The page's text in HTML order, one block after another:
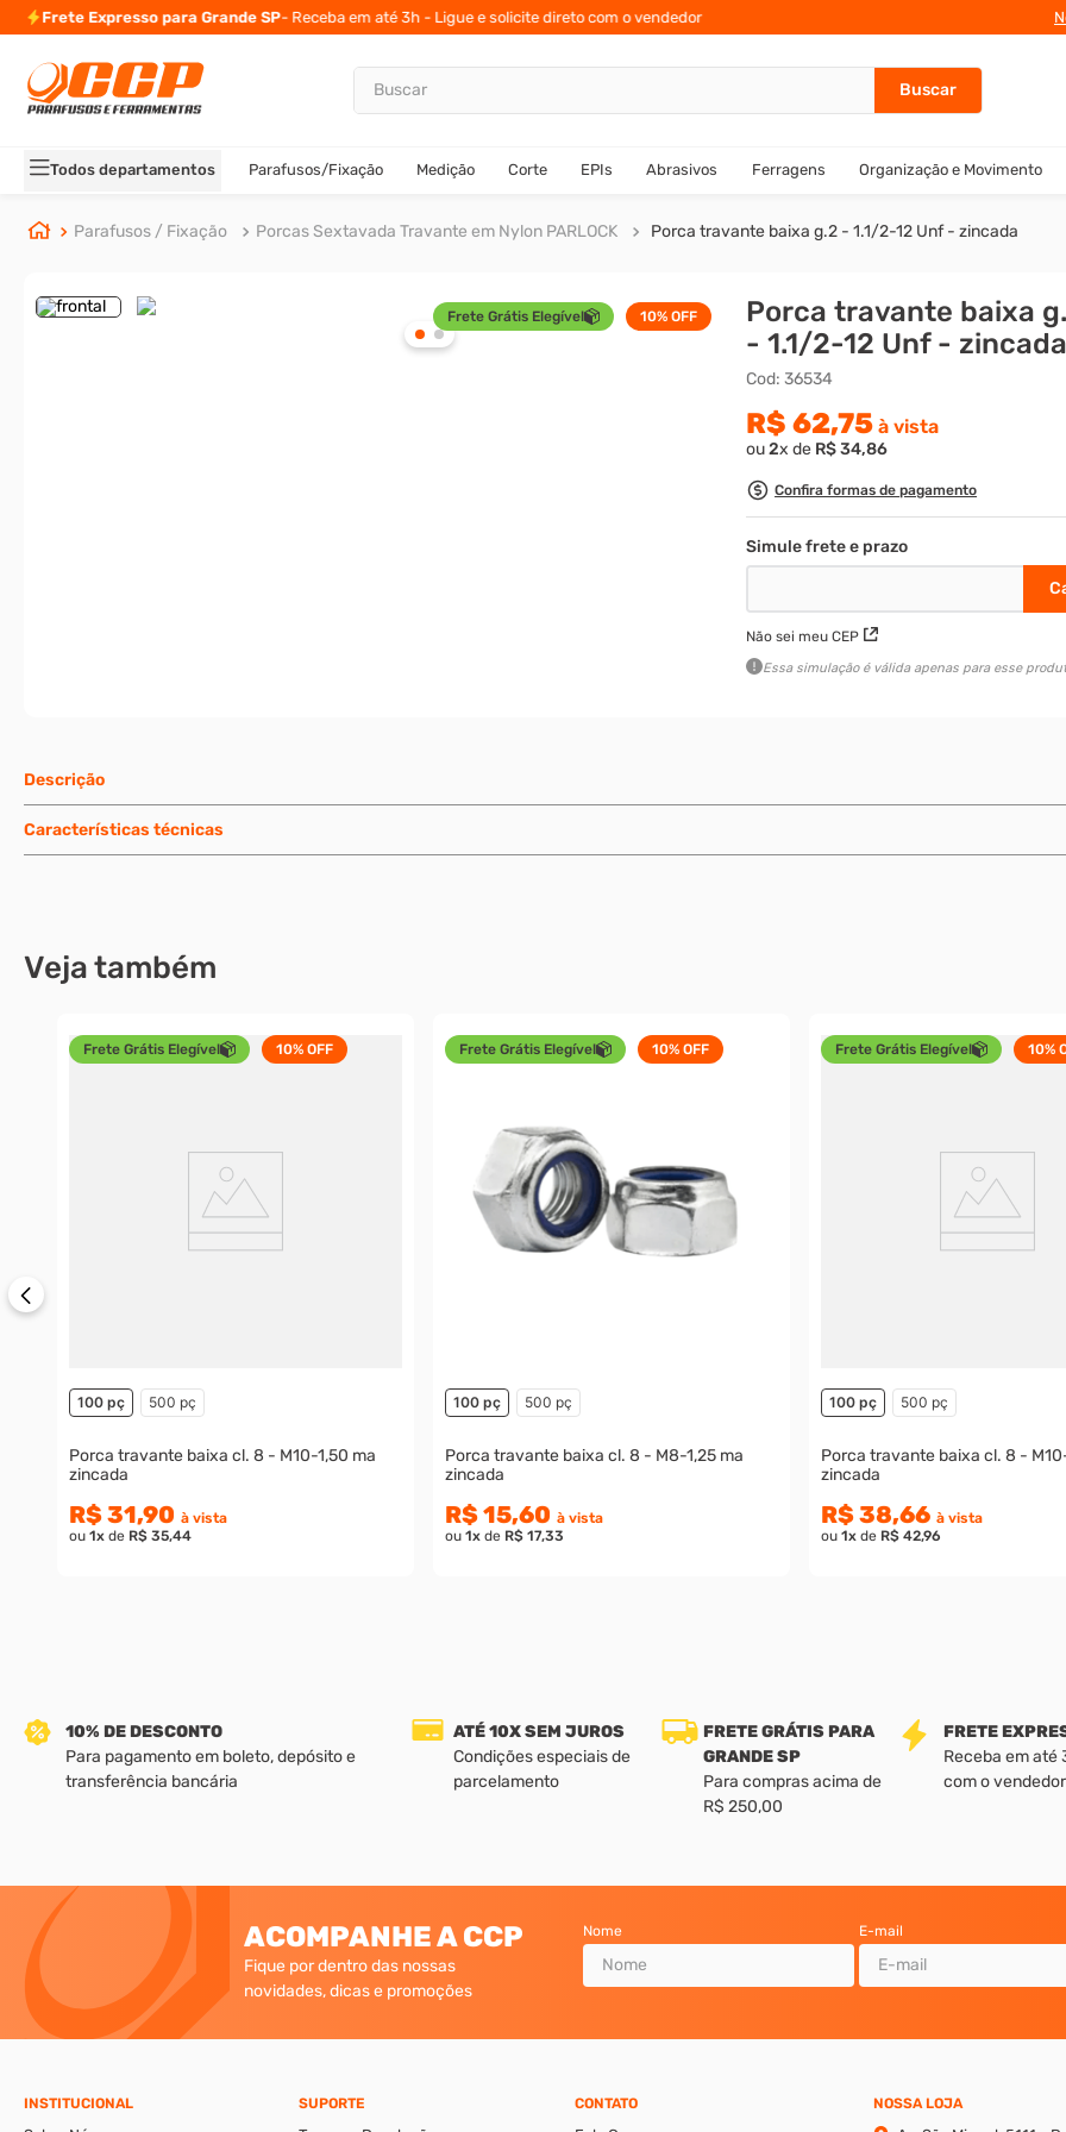
Frete Expresso para Grande SP- Receba em até 3h - Ligue e solicite direto com o vendedor
Buscar
Todos departamentos Parafusos/Fixação Medição Corte EPIs Abrasivos Ferragens Organização e Movimento
Parafusos / Fixação Porcas Sextavada Travante em Nylon PARLOCK Porca travante baixa g.2 - 1.1/2-12 Unf - zincada
Frete Grátis Elegível 10%OFF
Porca travante baixa
- 1.1/2-12 Unf - zincada
Cod:36534
R$ 62,75 à vista
ou2x de R$34,86
Confira formas de pagamento
Não sei meu CEP
Essa simulação é válida apenas para esse
Descrição
Características técnicas
Veja também
Frete Grátis Elegível 10%OFF
100 pç 500 pç
Porca travante baixa cl. 8 - M10-1,50 ma
zincada
R$ 31,90 à vista
ou 1xde R$ 35,44
Frete Grátis Elegível 10%OFF
100 pç 500 pç
Porca travante baixa cl. 8 - M8-1,25 ma
zincada
R$ 15,60 à vista
ou 1xde R$ 17,33
Frete Grátis Elegível 10%
100 pç 500 pç
Porca travante baixa cl. 8 - M10-1,00 mb
zincada
R$ 38,66 à vista
ou 1xde R$ 42,96
10% DE DESCONTO
Para pagamento em boleto, depósito e
transferência bancária
ATÉ 10X SEM JUROS
Condições especiais de
parcelamento
FRETE GRÁTIS PARA
GRANDE SP
Para compras acima de
R$ 250,00
FRETE
Receba em até
com o vendedor
ACOMPANHE A CCP
Fique por dentro das nossas
novidades, dicas e promoções
Nome E-mail
INSTITUCIONAL SUPORTE CONTATO NOSSA LOJA
TERMOS MAIS BUSCADOS
2º
carrinho titanium
3º
porca
º
arruela